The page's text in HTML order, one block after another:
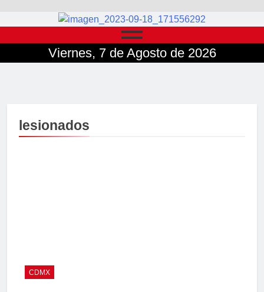
Viernes, 7 de Agosto de 2026
lesionados
CDMX